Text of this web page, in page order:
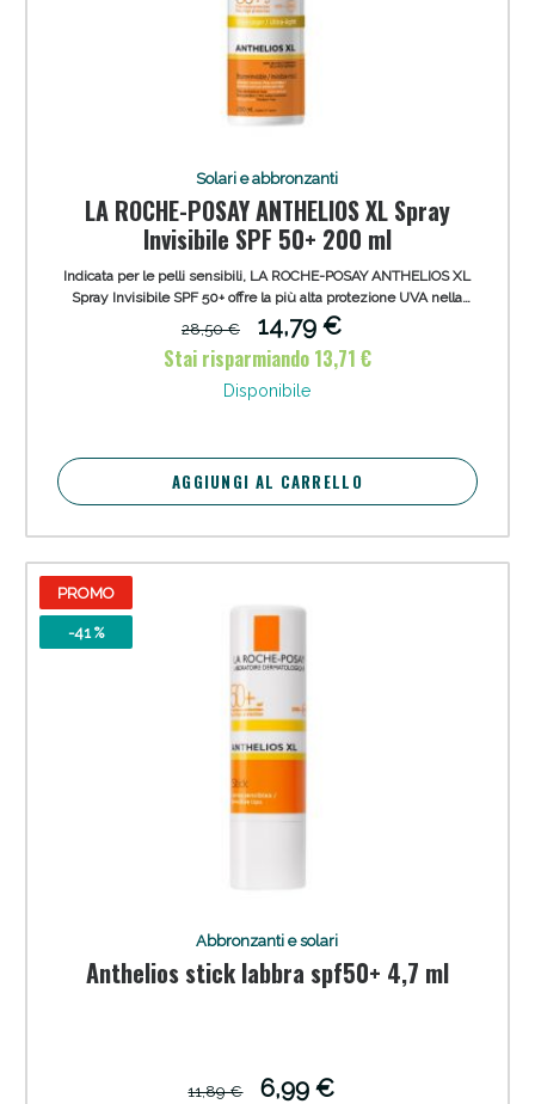
Solari e abbronzanti
LA ROCHE-POSAY ANTHELIOS XL Spray
Invisibile SPF 50+ 200 ml
Indicata per le pelli sensibili, LA ROCHE-POSAY ANTHELIOS XL
Spray Invisibile SPF 50+ offre la più alta protezione UVA nella
storia di Anthelios. Una protezione ad ampio spettro che aiuta a
proteggere la pelle dai danni causati da UVA, UVB, Infrarossi e
inquinamento. Ultra resistente all'acqua, al sudore e alla sabbia.
Non brucia gli occhi. Texture leggera e non appiccicosa.Non
lascia segni bianchi e non unge.
28,50 €
14,79 €
Stai risparmiando 13,71 €
Disponibile
AGGIUNGI AL CARRELLO
PROMO
-41 %
Abbronzanti e solari
Anthelios stick labbra spf50+ 4,7 ml
11,89 €
6,99 €